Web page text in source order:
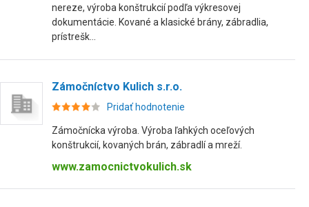
nereze, výroba konštrukcií podľa výkresovej
dokumentácie. Kované a klasické brány, zábradlia,
prístrešk...
Zámočníctvo Kulich s.r.o.
Pridať hodnotenie
Zámočnícka výroba. Výroba ľahkých oceľových
konštrukcií, kovaných brán, zábradlí a mreží.
www.zamocnictvokulich.sk